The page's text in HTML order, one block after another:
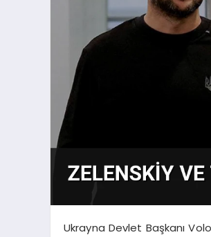
Ukrayna Devlet Başkanı